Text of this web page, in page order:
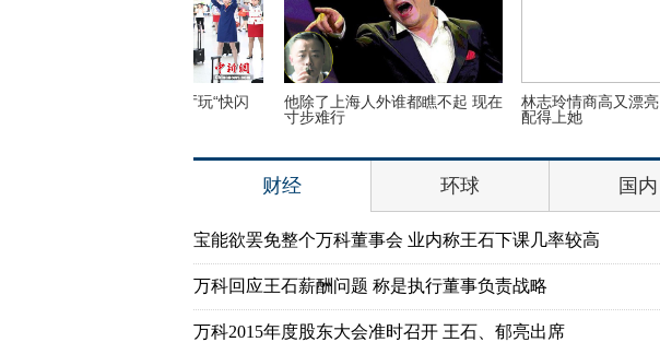
他除了上海人外谁都瞧不起 现在
林志玲情商高又漂亮 只有黄渤才
财经 环球 国内
宝能欲罢免整个万科董事会 业内称王石下课几率较高
万科回应王石薪酬问题 称是执行董事负责战略
万科2015年度股东大会准时召开 王石、郁亮出席